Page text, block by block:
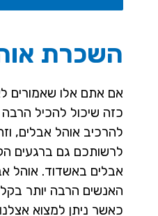
השכרת
אם אתם אלו שאמורים
כזה שיכול להכיל
להרכיב אוהל אבלים,
לרשותכם גם ברגעים
אבלים באשדוד. אוהל
האנשים הרבה יותר
כאשר ניתן למצוא אצלנו אוהלי